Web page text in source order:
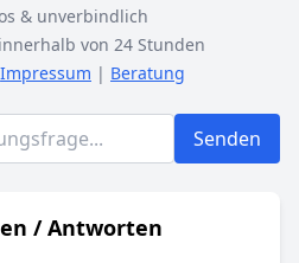
& unverbindlich
von 24 Stunden
Impressum | Beratung
Senden
/ Antworten